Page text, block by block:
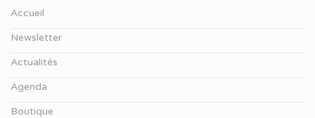
Accueil
Newsletter
Actualités
Agenda
Boutique